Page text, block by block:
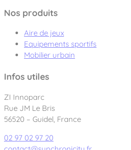
Nos produits
Aire de jeux
Equipements sportifs
Mobilier urbain
Infos utiles
ZI Innoparc
Rue JM Le Bris
56520 – Guidel, France
02 97 02 97 20